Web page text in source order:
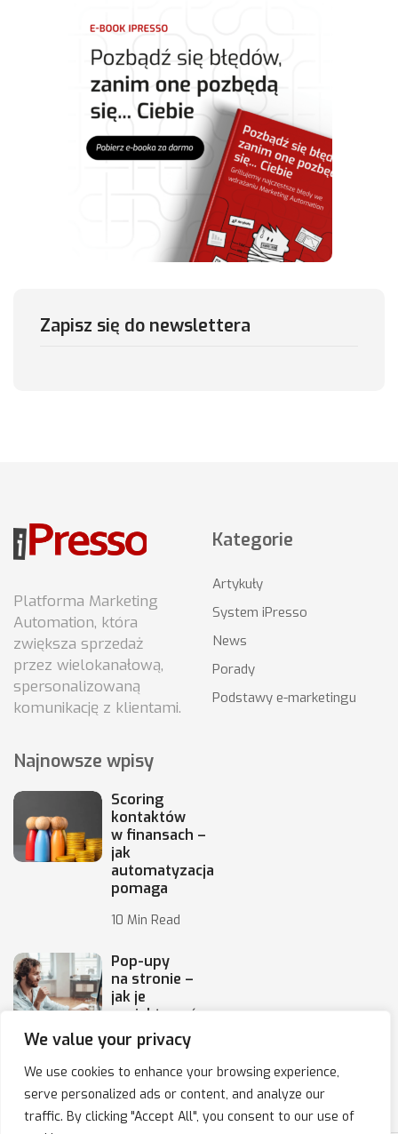
We value your privacy
We use cookies to enhance your browsing experience,
serve personalized ads or content, and analyze our
traffic. By clicking "Accept All", you consent to our use of
Zapisz się do newslettera
Platforma Marketing
Automation, która
zwiększa sprzedaż
przez wielokanałową,
spersonalizowaną
komunikację z klientami.
Kategorie
Artykuły
System iPresso
News
Porady
Podstawy e-marketingu
Najnowsze wpisy
Scoring
kontaktów
w finansach –
jak
automatyzacja
pomaga
10 Min Read
Pop-upy
na stronie –
jak je
projektować,
by
10 Min Read